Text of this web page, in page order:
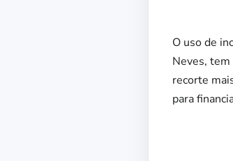
O uso de
Neves,
recorte
para